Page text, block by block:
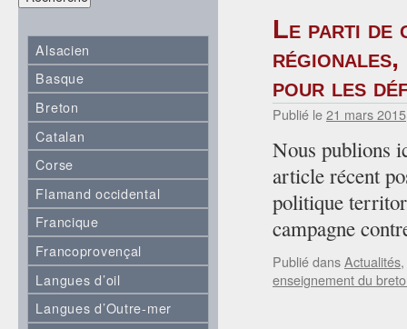
Le parti de
régionales,
pour les
Publié le21 mars 2015
Nous publions
article récent
politique
campagne
Publié dansActualités,
enseignement du
Alsacien
Basque
Breton
Catalan
Corse
Flamand occidental
Francique
Francoprovençal
Langues d’oil
Langues d’Outre-mer